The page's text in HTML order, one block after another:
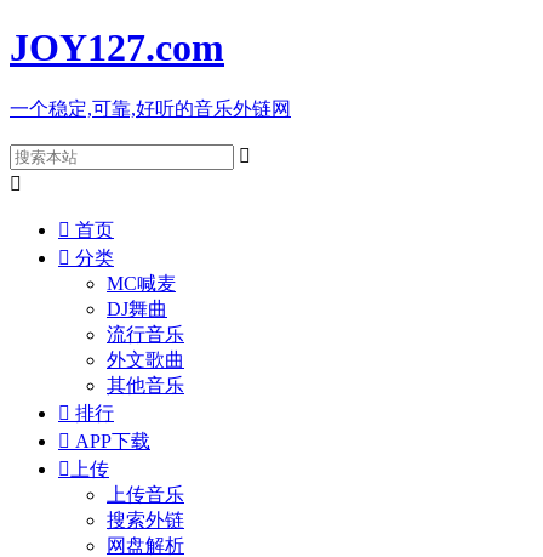
JOY127.com
一个稳定,可靠,好听的音乐外链网


 首页
 分类
MC喊麦
DJ舞曲
流行音乐
外文歌曲
其他音乐
 排行
 APP下载
 上传
上传音乐
搜索外链
网盘解析